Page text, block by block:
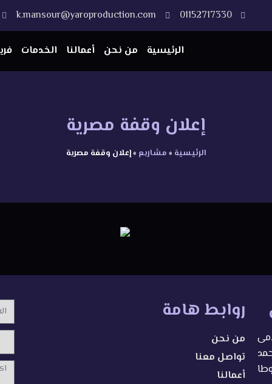
01152717330
k.mansour@yaroproduction.com
الرئيسية من نحن أعمالنا الخدمات
إعلان وقفة مصرية
الرئيسية »مشاريع »إعلان وقفة مصرية
روابط هامة
من نحن
تواصل معنا
أعمالنا